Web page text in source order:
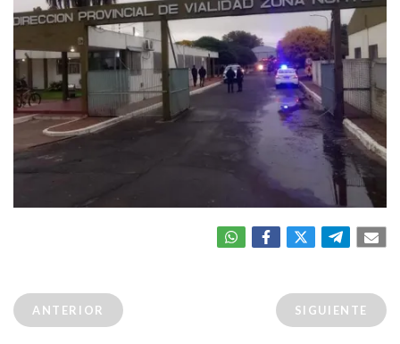
ANTERIOR SIGUIENTE